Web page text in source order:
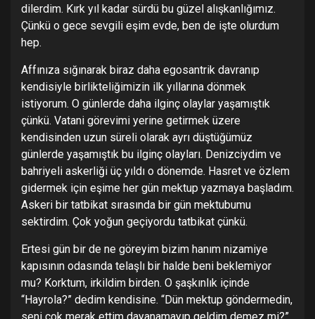
dilerdim. Kırk yıl kadar sürdü bu güzel alışkanlığımız.
Çünkü o gece sevgili eşim evde, ben de işte olurdum
hep.
Affınıza sığınarak biraz daha egosantrik davranıp
kendisiyle birlikteliğimizin ilk yıllarına dönmek
istiyorum. O günlerde daha ilginç olaylar yaşamıştık
çünkü. Vatani görevimi yerine getirmek üzere
kendisinden uzun süreli olarak ayrı düştüğümüz
günlerde yaşamıştık bu ilginç olayları. Denizciydim ve
bahriyeli askerliği üç yıldı o dönemde. Hasret ve özlem
gidermek için eşime her gün mektup yazmaya başladım.
Askeri bir tatbikat sırasında bir gün mektubumu
sektirdim. Çok yoğun geçiyordu tatbikat çünkü.
Ertesi gün bir de ne göreyim bizim hanım nizamiye
kapısının odasında telaşlı bir halde beni beklemiyor
mu? Korktum, irkildim birden. O şaşkınlık içinde
“Hayrola?” dedim kendisine. “Dün mektup göndermedin,